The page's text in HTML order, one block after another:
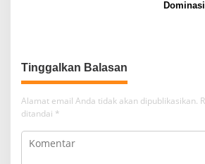
Tinggalkan Balasan
Alamat email Anda tidak akan dipublikasikan.
ditandai *